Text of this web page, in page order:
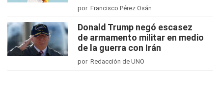
por Francisco Pérez Osán
Donald Trump negó escasez
de armamento militar en medio
de la guerra con Irán
por Redacción de UNO